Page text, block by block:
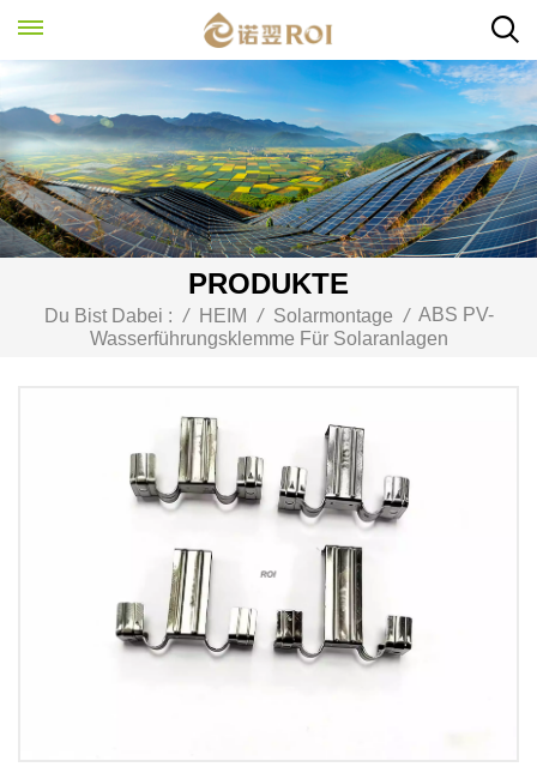
PRODUKTE
Du Bist Dabei : / HEIM / Solarmontage / ABS PV-
Wasserführungsklemme Für Solaranlagen